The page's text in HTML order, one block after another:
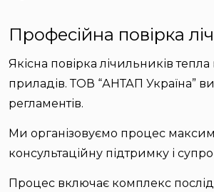
Професійна повірка
Якісна повірка лічильників
приладів. ТОВ “АНТАП Україна”
регламентів.
Ми організовуємо процес
консультаційну підтримку і
Процес включає комплекс